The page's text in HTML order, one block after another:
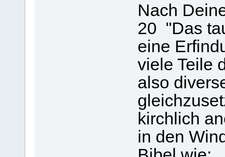
Nach
20 "Das
eine
viele Teile
also
kirchlich
in den